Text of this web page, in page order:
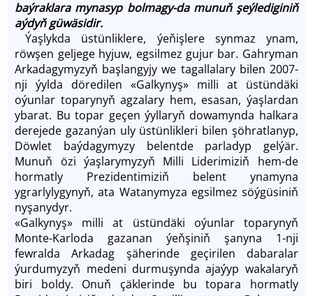
baýrak­la­ra my­na­syp bol­ma­gy-da mu­nuň şeý­le­di­gi­niň
aý­dyň gü­wä­si­dir.
Ýaşlykda üstünliklere, ýeňişlere synmaz ynam,
röwşen geljege hyjuw, egsilmez gujur bar. Gahryman
Arkadagymyzyň başlangyjy we tagallalary bilen 2007-
nji ýylda döredilen «Galkynyş» milli at üstündäki
oýunlar toparynyň agzalary hem, esasan, ýaşlardan
ybarat. Bu topar geçen ýyllaryň dowamynda halkara
derejede gazanýan uly üstünlikleri bilen şöhratlanyp,
Döwlet baýdagymyzy belentde parladyp gelýär.
Munuň özi ýaşlarymyzyň Milli Liderimiziň hem-de
hormatly Prezidentimiziň belent ynamyna
ygrarlylygynyň, ata Watanymyza egsilmez söýgüsiniň
nyşanydyr.
«Galkynyş» milli at üstündäki oýunlar toparynyň
Monte-Karloda gazanan ýeňşiniň şanyna 1-nji
fewralda Arkadag şäherinde geçirilen dabaralar
ýurdumyzyň medeni durmuşynda ajaýyp wakalaryň
biri boldy. Onuň çäklerinde bu topara hormatly